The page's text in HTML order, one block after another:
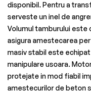
disponibil. Pentru a
serveste un inel de
Volumul tamburului este
asigura amestecarea
masiv stabil este
manipulare usoara.
protejate in mod fiabil
amestecurilor de beton